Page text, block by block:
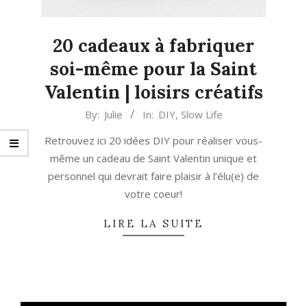
20 cadeaux à fabriquer
soi-même pour la Saint
Valentin | loisirs créatifs
02
By: Julie In: DIY, Slow Life
Retrouvez ici 20 idées DIY pour réaliser vous-
même un cadeau de Saint Valentin unique et
personnel qui devrait faire plaisir à l’élu(e) de
votre coeur!
LIRE LA SUITE